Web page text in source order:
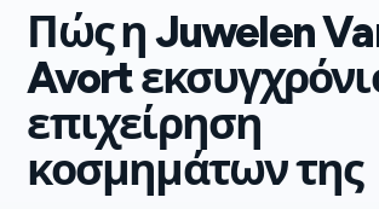
Πώς η Juwelen
Avort
επιχείρηση
κοσμημάτων της